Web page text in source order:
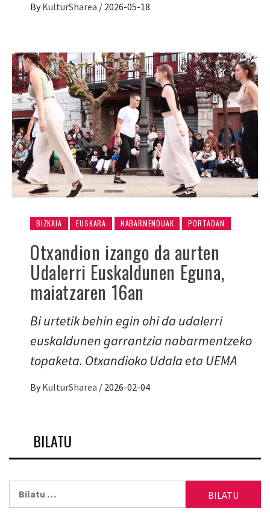
By KulturSharea / 2026-05-18
BIZKAIA EUSKARA NABARMENDUAK PORTADAN
Otxandion izango da aurten
Udalerri Euskaldunen Eguna,
maiatzaren 16an
Bi urtetik behin egin ohi da udalerri
euskaldunen garrantzia nabarmentzeko
topaketa. Otxandioko Udala eta UEMA
By KulturSharea / 2026-02-04
BILATU